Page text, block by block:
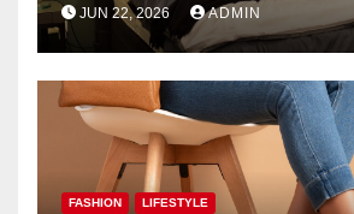
JUN 22, 2026 ADMIN
FASHION LIFESTYLE